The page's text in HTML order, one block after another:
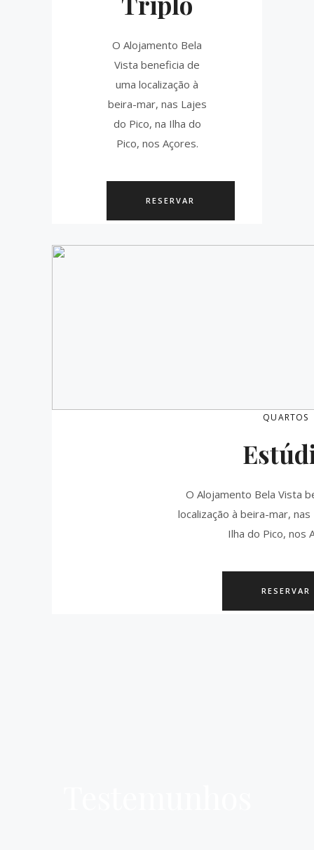
O Alojamento Bela
Vista beneficia de
uma localização à
beira-mar, nas Lajes
do Pico, na Ilha do
Pico, nos Açores.
RESERVAR
QUARTOS
O Alojamento Bela Vista
localização à beira-mar,
Ilha do Pico, nos
RESERVAR